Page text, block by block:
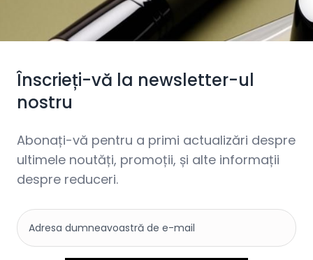
Înscrieți-vă la newsletter-ul
nostru
Abonați-vă pentru a primi actualizări despre
ultimele noutăți, promoții, și alte informații
despre reduceri.